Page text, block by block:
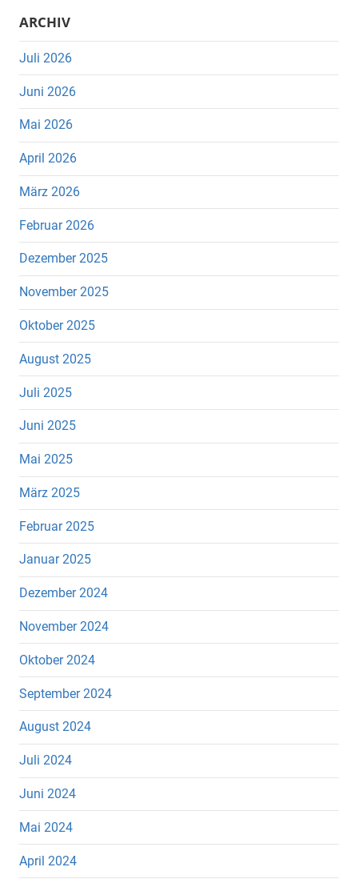
ARCHIV
Juli 2026
Juni 2026
Mai 2026
April 2026
März 2026
Februar 2026
Dezember 2025
November 2025
Oktober 2025
August 2025
Juli 2025
Juni 2025
Mai 2025
März 2025
Februar 2025
Januar 2025
Dezember 2024
November 2024
Oktober 2024
September 2024
August 2024
Juli 2024
Juni 2024
Mai 2024
April 2024